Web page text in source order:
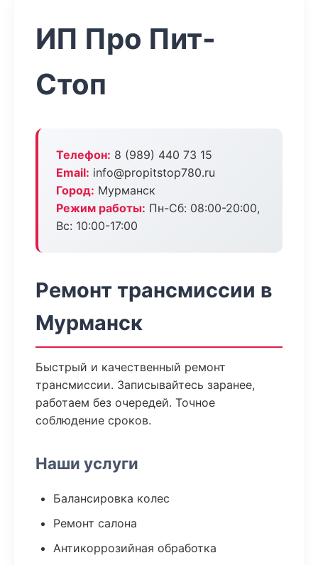
ИП Про Пит-
Стоп
Телефон: 8 (989) 440 73 15
Email: info@propitstop780.ru
Город: Мурманск
Режим работы: Пн-Сб: 08:00-20:00,
Вс: 10:00-17:00
Ремонт трансмиссии в
Мурманск
Быстрый и качественный ремонт
трансмиссии. Записывайтесь заранее,
работаем без очередей. Точное
соблюдение сроков.
Наши услуги
Балансировка колес
Ремонт салона
Антикоррозийная обработка